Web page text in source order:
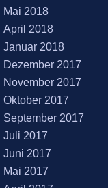
Mai 2018
April 2018
Januar 2018
Dezember 2017
November 2017
Oktober 2017
September 2017
Juli 2017
Juni 2017
Mai 2017